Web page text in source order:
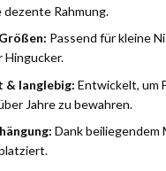
Rahmung.
Passend für kleine
& langlebig: Entwickelt, um
Jahre zu bewahren.
Dank